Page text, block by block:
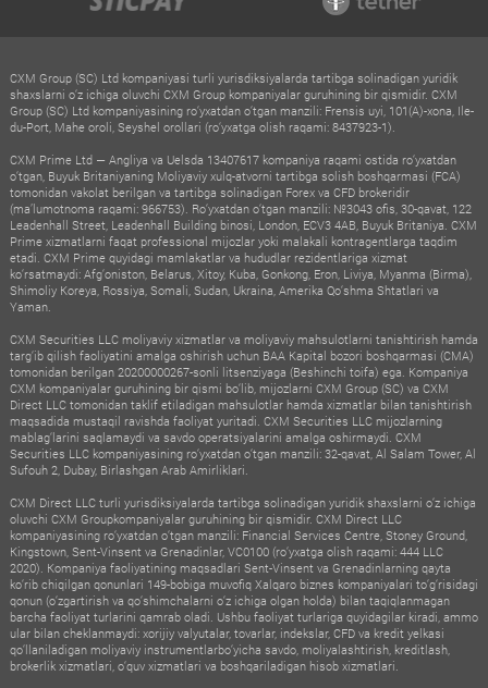
CXM Group (SC) Ltd kompaniyasi turli yurisdiksiyalarda tartibga solinadigan yuridik
shaxslarni o‘z ichiga oluvchi CXM Group kompaniyalar guruhining bir qismidir. CXM
Group (SC) Ltd kompaniyasining ro‘yxatdan o‘tgan manzili: Frensis uyi, 101(A)-xona, Ile-
du-Port, Mahe oroli, Seyshel orollari (ro‘yxatga olish raqami: 8437923-1).
CXM Prime Ltd — Angliya va Uelsda 13407617 kompaniya raqami ostida ro‘yxatdan
o‘tgan, Buyuk Britaniyaning Moliyaviy xulq-atvorni tartibga solish boshqarmasi (FCA)
tomonidan vakolat berilgan va tartibga solinadigan Forex va CFD brokeridir
(ma’lumotnoma raqami: 966753). Ro‘yxatdan o‘tgan manzili: №3043 ofis, 30-qavat, 122
Leadenhall Street, Leadenhall Building binosi, London, ECV3 4AB, Buyuk Britaniya. CXM
Prime xizmatlarni faqat professional mijozlar yoki malakali kontragentlarga taqdim
etadi. CXM Prime quyidagi mamlakatlar va hududlar rezidentlariga xizmat
ko‘rsatmaydi: Afg‘oniston, Belarus, Xitoy, Kuba, Gonkong, Eron, Liviya, Myanma (Birma),
Shimoliy Koreya, Rossiya, Somali, Sudan, Ukraina, Amerika Qo‘shma Shtatlari va
Yaman.
CXM Securities LLC moliyaviy xizmatlar va moliyaviy mahsulotlarni tanishtirish hamda
targ‘ib qilish faoliyatini amalga oshirish uchun BAA Kapital bozori boshqarmasi (CMA)
tomonidan berilgan 20200000267-sonli litsenziyaga (Beshinchi toifa) ega. Kompaniya
CXM kompaniyalar guruhining bir qismi bo‘lib, mijozlarni CXM Group (SC) va CXM
Direct LLC tomonidan taklif etiladigan mahsulotlar hamda xizmatlar bilan tanishtirish
maqsadida mustaqil ravishda faoliyat yuritadi. CXM Securities LLC mijozlarning
mablag‘larini saqlamaydi va savdo operatsiyalarini amalga oshirmaydi. CXM
Securities LLC kompaniyasining ro‘yxatdan o‘tgan manzili: 32-qavat, Al Salam Tower, Al
Sufouh 2, Dubay, Birlashgan Arab Amirliklari.
CXM Direct LLC turli yurisdiksiyalarda tartibga solinadigan yuridik shaxslarni o‘z ichiga
oluvchi CXM Groupkompaniyalar guruhining bir qismidir. CXM Direct LLC
kompaniyasining ro‘yxatdan o‘tgan manzili: Financial Services Centre, Stoney Ground,
Kingstown, Sent-Vinsent va Grenadinlar, VC0100 (ro‘yxatga olish raqami: 444 LLC
2020). Kompaniya faoliyatining maqsadlari Sent-Vinsent va Grenadinlarning qayta
ko‘rib chiqilgan qonunlari 149-bobiga muvofiq Xalqaro biznes kompaniyalari to‘g‘risidagi
qonun (o‘zgartirish va qo‘shimchalarni o‘z ichiga olgan holda) bilan taqiqlanmagan
barcha faoliyat turlarini qamrab oladi. Ushbu faoliyat turlariga quyidagilar kiradi, ammo
ular bilan cheklanmaydi: xorijiy valyutalar, tovarlar, indekslar, CFD va kredit yelkasi
qo‘llaniladigan moliyaviy instrumentlarbo‘yicha savdo, moliyalashtirish, kreditlash,
brokerlik xizmatlari, o‘quv xizmatlari va boshqariladigan hisob xizmatlari.